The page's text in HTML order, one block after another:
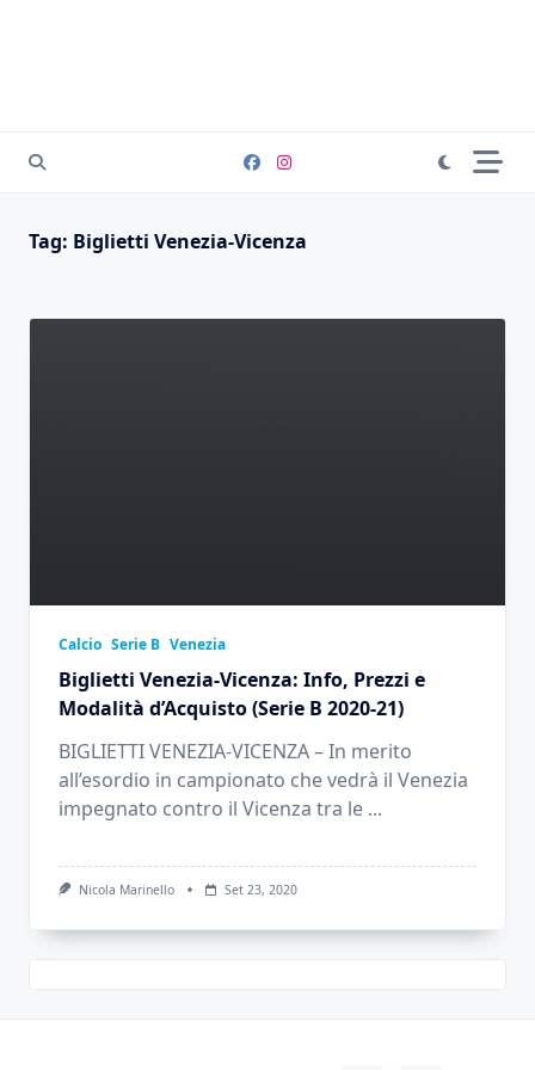
Tag: Biglietti Venezia-Vicenza
Calcio Serie B Venezia
Biglietti Venezia-Vicenza: Info, Prezzi e
Modalità d’Acquisto (Serie B 2020-21)
BIGLIETTI VENEZIA-VICENZA – In merito
all’esordio in campionato che vedrà il Venezia
impegnato contro il Vicenza tra le ...
Nicola Marinello Set 23, 2020